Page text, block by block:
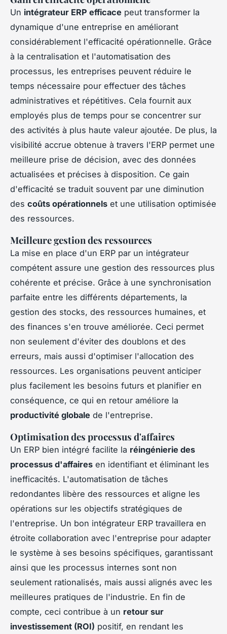
Un intégrateur ERP efficace peut transformer la
dynamique d'une entreprise en améliorant
considérablement l'efficacité opérationnelle. Grâce
à la centralisation et l'automatisation des
processus, les entreprises peuvent réduire le
temps nécessaire pour effectuer des tâches
administratives et répétitives. Cela fournit aux
employés plus de temps pour se concentrer sur
des activités à plus haute valeur ajoutée. De plus, la
visibilité accrue obtenue à travers l'ERP permet une
meilleure prise de décision, avec des données
actualisées et précises à disposition. Ce gain
d'efficacité se traduit souvent par une diminution
des coûts opérationnels et une utilisation optimisée
des ressources.
Meilleure gestion des ressources
La mise en place d'un ERP par un intégrateur
compétent assure une gestion des ressources plus
cohérente et précise. Grâce à une synchronisation
parfaite entre les différents départements, la
gestion des stocks, des ressources humaines, et
des finances s'en trouve améliorée. Ceci permet
non seulement d'éviter des doublons et des
erreurs, mais aussi d'optimiser l'allocation des
ressources. Les organisations peuvent anticiper
plus facilement les besoins futurs et planifier en
conséquence, ce qui en retour améliore la
productivité globale de l'entreprise.
Optimisation des processus d'affaires
Un ERP bien intégré facilite la réingénierie des
processus d'affaires en identifiant et éliminant les
inefficacités. L'automatisation de tâches
redondantes libère des ressources et aligne les
opérations sur les objectifs stratégiques de
l'entreprise. Un bon intégrateur ERP travaillera en
étroite collaboration avec l'entreprise pour adapter
le système à ses besoins spécifiques, garantissant
ainsi que les processus internes sont non
seulement rationalisés, mais aussi alignés avec les
meilleures pratiques de l'industrie. En fin de
compte, ceci contribue à un retour sur
investissement (ROI) positif, en rendant les